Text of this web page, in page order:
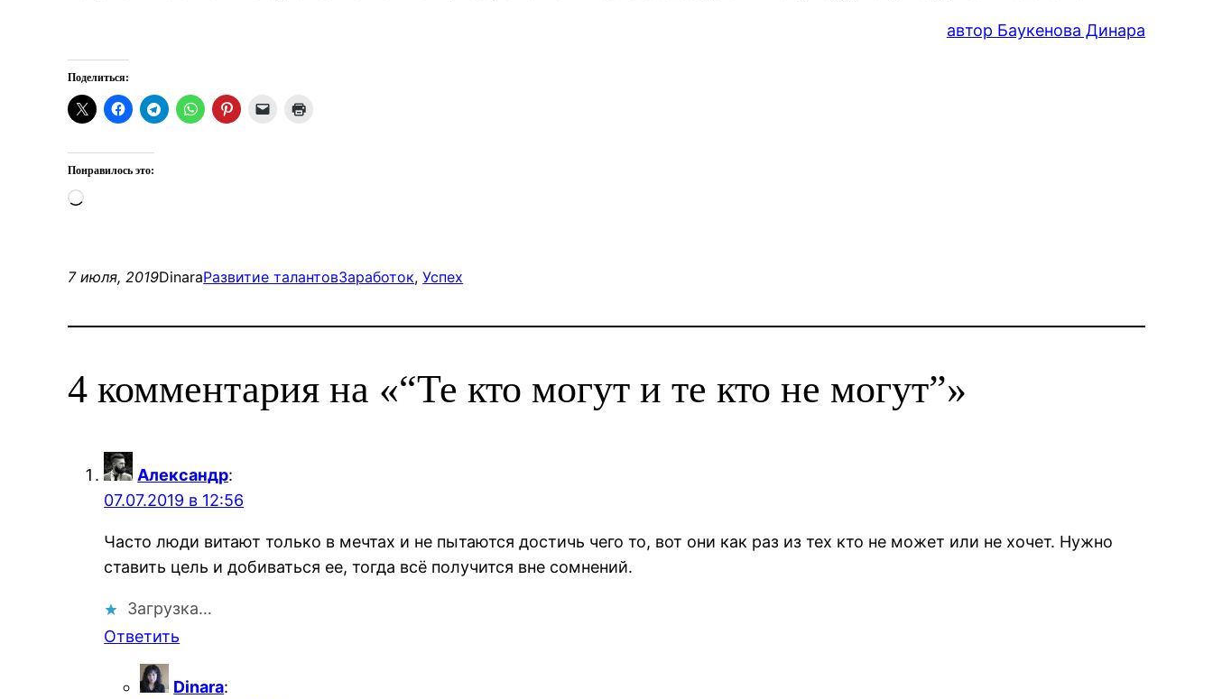
автор Баукенова Динара
Поделиться:
Понравилось это:
Загрузка…
7 июля, 2019DinaraРазвитие талантовЗаработок, Успех
4 комментария на «“Те кто могут и те кто не могут”»
Александр:
07.07.2019 в 12:56
Часто люди витают только в мечтах и не пытаются достичь чего то, вот они как раз из тех кто не может или не хочет. Нужно
ставить цель и добиваться ее, тогда всё получится вне сомнений.
Загрузка…
Ответить
Dinara: